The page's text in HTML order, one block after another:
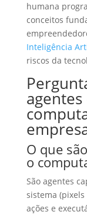
humana
conceitos
Inteligência
riscos da
O que
o
São agentes
sistema
ações e